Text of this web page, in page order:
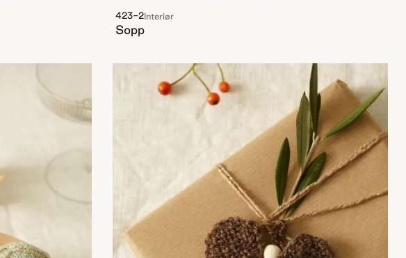
423-2Interiør
Sopp